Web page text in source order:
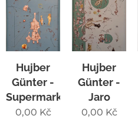
Hujber
Günter -
Supermarkety
0,00 Kč
Hujber
Günter -
Jaro
0,00 Kč